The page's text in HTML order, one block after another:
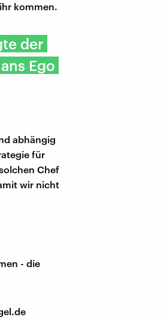
kommen.
der
Ego
abhängig
für
Chef
wir nicht
- die